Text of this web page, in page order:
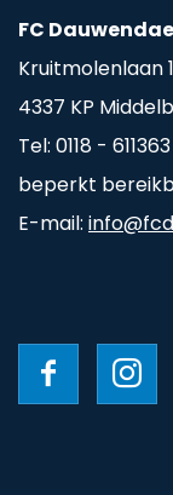
FC
Kruitmolenlaan
4337 KP
Tel: 0118 -
beperkt
E-mail: